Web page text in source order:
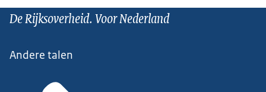
De Rijksoverheid. Voor Nederland
Andere talen